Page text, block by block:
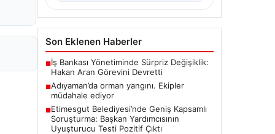
Son Eklenen Haberler
■İş Bankası Yönetiminde Sürpriz Değişiklik:
Hakan Aran Görevini Devretti
■Adıyaman’da orman yangını. Ekipler
müdahale ediyor
■Etimesgut Belediyesi’nde Geniş Kapsamlı
Soruşturma: Başkan Yardımcısının
Uyuşturucu Testi Pozitif Çıktı